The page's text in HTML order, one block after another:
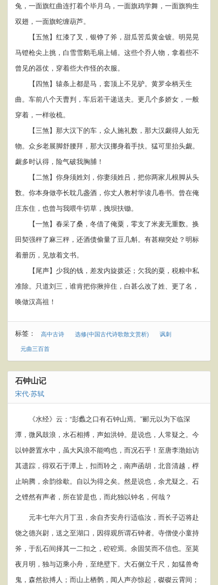
兔，一面旗红曲连打着个毕月乌，一面旗鸡学舞，一面旗狗生
双翅，一面旗蛇缠葫芦。
【五煞】红漆了叉，银铮了斧，甜瓜苦瓜黄金镀。明晃晃
马镫枪尖上挑，白雪雪鹅毛扇上铺。这些个乔人物，拿着些不
曾见的器仗，穿着些大作怪的衣服。
【四煞】辕条上都是马，套顶上不见驴。黄罗伞柄天生
曲。车前八个天曹判，车后若干递送夫。更几个多娇女，一般
穿着，一样妆梳。
【三煞】那大汉下的车，众人施礼数，那大汉觑得人如无
物。众乡老展脚舒腰拜，那大汉挪身着手扶。猛可里抬头觑。
觑多时认得，险气破我胸脯！
【二煞】你身须姓刘，你妻须姓吕，把你两家儿根脚从头
数。你本身做亭长耽几盏酒，你丈人教村学读几卷书。曾在俺
庄东住，也曾与我喂牛切草，拽坝扶锄。
【一煞】春采了桑，冬借了俺粟，零支了米麦无重数。换
田契强秤了麻三秤，还酒债偷量了豆几斛。有甚糊突处？明标
着册历，见放着文书。
【尾声】少我的钱，差发内旋拨还；欠我的粟，税粮中私
准除。只道刘三，谁肯把你揪捽住，白甚么改了姓、更了名，
唤做汉高祖！
标签： 高中古诗 选修(中国古代诗歌散文赏析)
讽刺
元曲三百首
石钟山记
宋代·苏轼
《水经》云：“彭蠡之口有石钟山焉。”郦元以为下临深
潭，微风鼓浪，水石相搏，声如洪钟。是说也，人常疑之。今
以钟磬置水中，虽大风浪不能鸣也，而况石乎！至唐李渤始访
其遗踪，得双石于潭上，扣而聆之，南声函胡，北音清越，桴
止响腾，余韵徐歇。自以为得之矣。然是说也，余尤疑之。石
之铿然有声者，所在皆是也，而此独以钟名，何哉？
元丰七年六月丁丑，余自齐安舟行适临汝，而长子迈将赴
饶之德兴尉，送之至湖口，因得观所谓石钟者。寺僧使小童持
斧，于乱石间择其一二扣之，硿硿焉。余固笑而不信也。至莫
夜月明，独与迈乘小舟，至绝壁下。大石侧立千尺，如猛兽奇
鬼，森然欲搏人；而山上栖鹘，闻人声亦惊起，磔磔云霄间；